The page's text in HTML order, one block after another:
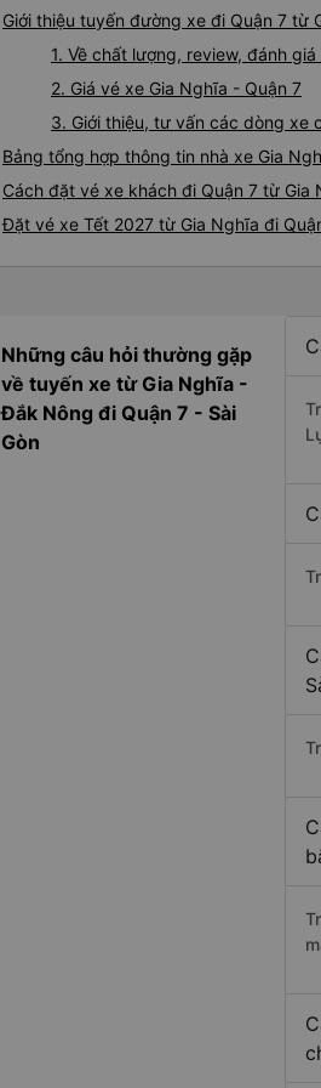
Giới thiệu tuyến đường xe đi Quận 7 từ
1. Về chất lượng, review, đánh
2. Giá vé xe Gia Nghĩa - Quận 7
3. Giới thiệu, tư vấn các dòng xe
Bảng tổng hợp thông tin nhà xe Gia
Cách đặt vé xe khách đi Quận 7 từ Gia
Đặt vé xe Tết 2027 từ Gia Nghĩa đi
Những câu hỏi thường gặp
về tuyến xe từ Gia Nghĩa -
Đắk Nông đi Quận 7 - Sài
Gòn